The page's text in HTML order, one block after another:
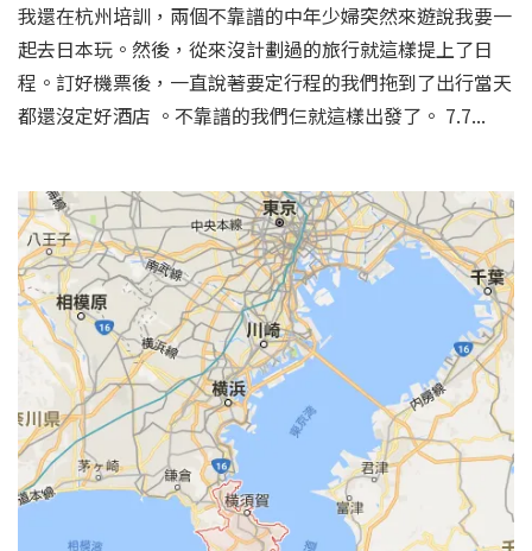
我還在杭州培訓，兩個不靠譜的中年少婦突然來遊說我要一
起去日本玩。然後，從來沒計劃過的旅行就這樣提上了日
程。訂好機票後，一直說著要定行程的我們拖到了出行當天
都還沒定好酒店 。不靠譜的我們仨就這樣出發了。 7.7...